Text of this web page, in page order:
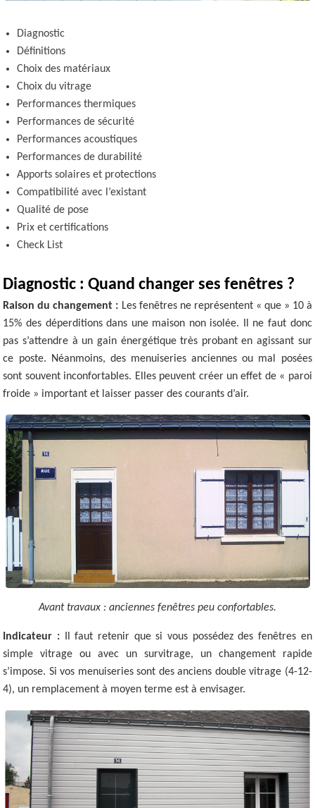
Diagnostic
Définitions
Choix des matériaux
Choix du vitrage
Performances thermiques
Performances de sécurité
Performances acoustiques
Performances de durabilité
Apports solaires et protections
Compatibilité avec l’existant
Qualité de pose
Prix et certifications
Check List
Diagnostic : Quand changer ses fenêtres ?
Raison du changement : Les fenêtres ne représentent « que » 10 à
15% des déperditions dans une maison non isolée. Il ne faut donc
pas s’attendre à un gain énergétique très probant en agissant sur
ce poste. Néanmoins, des menuiseries anciennes ou mal posées
sont souvent inconfortables. Elles peuvent créer un effet de « paroi
froide » important et laisser passer des courants d’air.
Avant travaux : anciennes fenêtres peu confortables.
Indicateur : Il faut retenir que si vous possédez des fenêtres en
simple vitrage ou avec un survitrage, un changement rapide
s’impose. Si vos menuiseries sont des anciens double vitrage (4-12-
4), un remplacement à moyen terme est à envisager.